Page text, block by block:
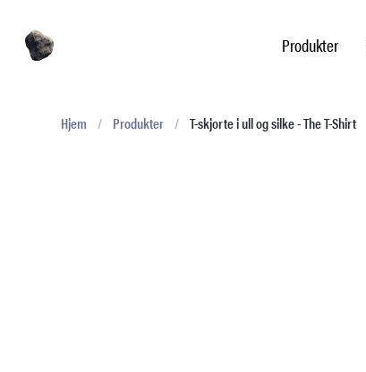
Produkter
Hjem / Produkter / T-skjorte i ull og silke - The T-Shirt